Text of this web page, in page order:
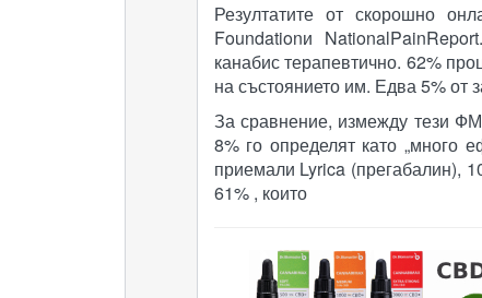
Резултатите от скорошно
Foundationи
канабис терапевтично. 62%
на състоянието им. Едва 5% от
За сравнение, измежду тези
8% го определят като „много
приемали Lyrica (прегабалин),
61% , които